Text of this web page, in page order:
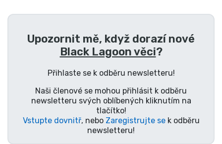
Upozornit mě, když dorazí nové
Black Lagoon věci?
Přihlaste se k odběru newsletteru!
Naši členové se mohou přihlásit k odběru
newsletteru svých oblíbených kliknutím na
tlačítko!
Vstupte dovnitř, nebo Zaregistrujte sek odběru
newsletteru!